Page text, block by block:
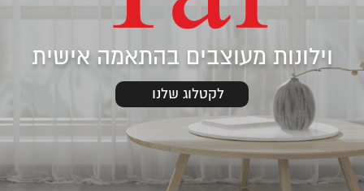
וילונות מעוצבים בהתאמה אישית
לקטלוג שלנו